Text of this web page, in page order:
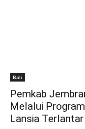
Bali
Pemkab
Melalui
Lansia Terlantar